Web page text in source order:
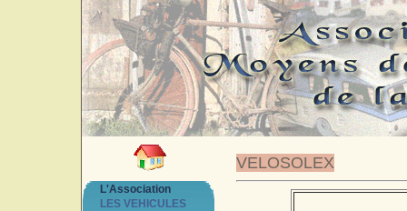
VELOSOLEX
L'Association
LES VEHICULES